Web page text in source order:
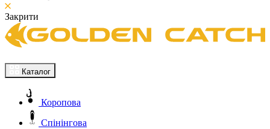
Закрити
Каталог
Коропова
Спінінгова